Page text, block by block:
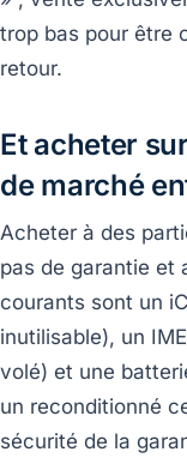
trop bas pour être
retour.
Et acheter
de marché
Acheter à des
pas de garantie et
courants sont un
inutilisable), un
volé) et une
un reconditionné
sécurité de la